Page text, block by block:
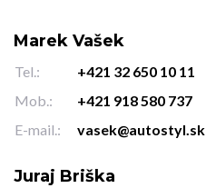
Marek Vašek
Tel.:
+421 32 650 10 11
Mob.:
+421 918 580 737
E-mail.:
vasek@autostyl.sk
Juraj Briška